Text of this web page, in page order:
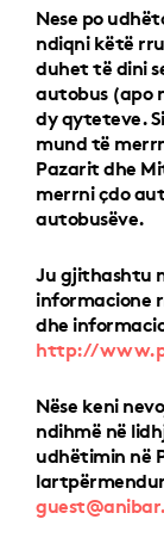
Nese po
ndiqni këtë
duhet të dini
autobus (apo
dy qyteteve.
mund të
Pazarit dhe
merrni çdo
autobusëve.
Ju gjithashtu
informacione
dhe
http://
Nëse keni
ndihmë në
udhëtimin në